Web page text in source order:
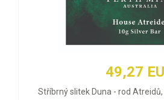
49,27
Stříbrný slitek Duna - rod